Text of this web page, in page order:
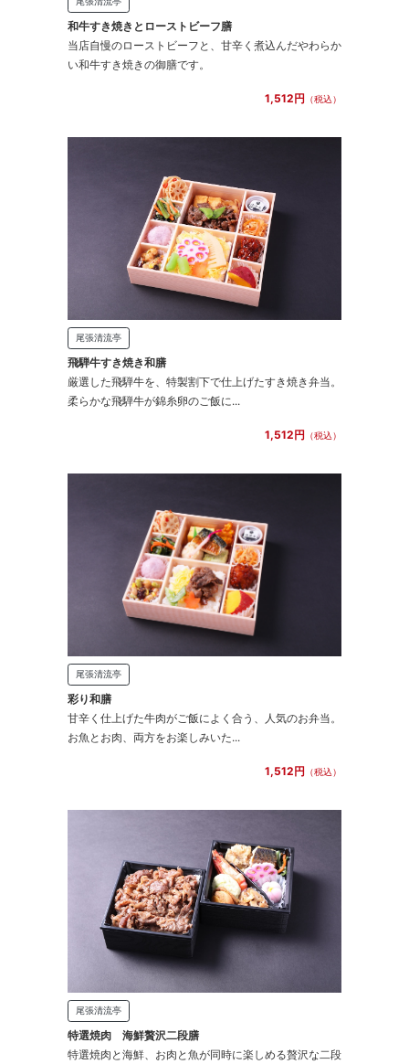
和牛すき焼きとローストビーフ膳
当店自慢のローストビーフと、甘辛く煮込んだやわらか
い和牛すき焼きの御膳です。
1,512円 （税込）
尾張清流亭
飛騨牛すき焼き和膳
厳選した飛騨牛を、特製割下で仕上げたすき焼き弁当。
柔らかな飛騨牛が錦糸卵のご飯に...
1,512円 （税込）
尾張清流亭
彩り和膳
甘辛く仕上げた牛肉がご飯によく合う、人気のお弁当。
お魚とお肉、両方をお楽しみいた...
1,512円 （税込）
尾張清流亭
特選焼肉 海鮮贅沢二段膳
特選焼肉と海鮮、お肉と魚が同時に楽しめる贅沢な二段